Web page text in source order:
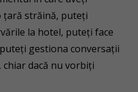
țară străină, puteți
la hotel, puteți face
gestiona conversații
dacă nu vorbiți